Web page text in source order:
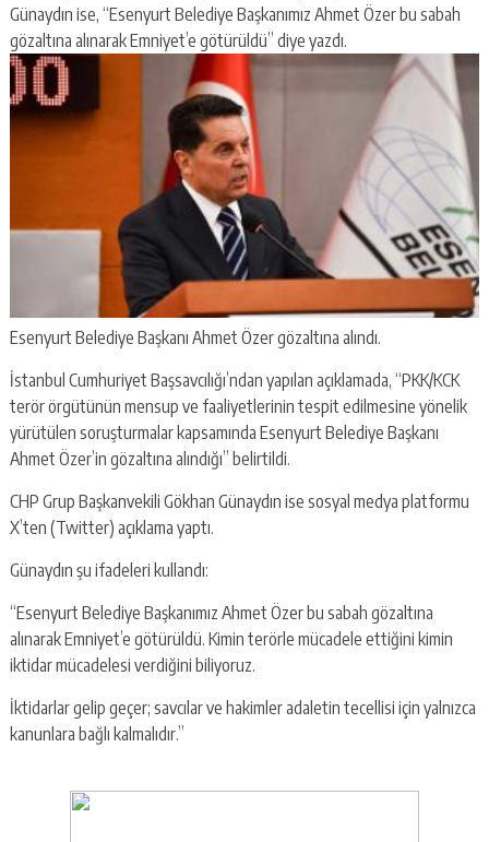
Günaydın ise, “Esenyurt Belediye Başkanımız Ahmet Özer bu sabah
gözaltına alınarak Emniyet’e götürüldü” diye yazdı.
Esenyurt Belediye Başkanı Ahmet Özer gözaltına alındı.
İstanbul Cumhuriyet Başsavcılığı’ndan yapılan açıklamada, “PKK/KCK
terör örgütünün mensup ve faaliyetlerinin tespit edilmesine yönelik
yürütülen soruşturmalar kapsamında Esenyurt Belediye Başkanı
Ahmet Özer’in gözaltına alındığı” belirtildi.
CHP Grup Başkanvekili Gökhan Günaydın ise sosyal medya platformu
X’ten (Twitter) açıklama yaptı.
Günaydın şu ifadeleri kullandı:
“Esenyurt Belediye Başkanımız Ahmet Özer bu sabah gözaltına
alınarak Emniyet’e götürüldü. Kimin terörle mücadele ettiğini kimin
iktidar mücadelesi verdiğini biliyoruz.
İktidarlar gelip geçer; savcılar ve hakimler adaletin tecellisi için yalnızca
kanunlara bağlı kalmalıdır.”